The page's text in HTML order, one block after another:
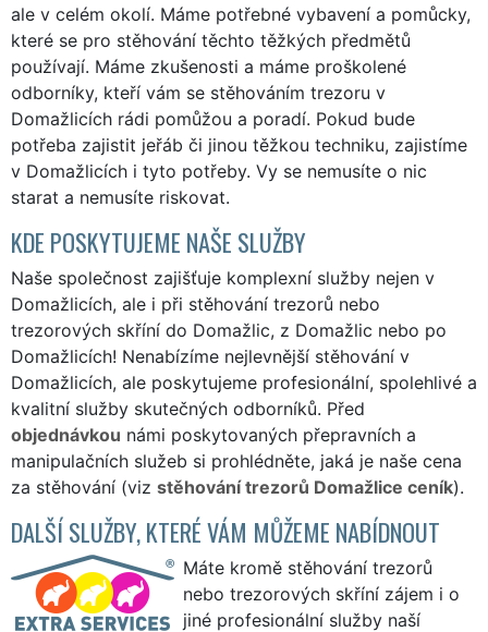
ale v celém okolí. Máme potřebné vybavení a pomůcky,
které se pro stěhování těchto těžkých předmětů
používají. Máme zkušenosti a máme proškolené
odborníky, kteří vám se stěhováním trezoru v
Domažlicích rádi pomůžou a poradí. Pokud bude
potřeba zajistit jeřáb či jinou těžkou techniku, zajistíme
v Domažlicích i tyto potřeby. Vy se nemusíte o nic
starat a nemusíte riskovat.
KDE POSKYTUJEME NAŠE SLUŽBY
Naše společnost zajišťuje komplexní služby nejen v
Domažlicích, ale i při stěhování trezorů nebo
trezorových skříní do Domažlic, z Domažlic nebo po
Domažlicích! Nenabízíme nejlevnější stěhování v
Domažlicích, ale poskytujeme profesionální, spolehlivé a
kvalitní služby skutečných odborníků. Před
objednávkou námi poskytovaných přepravních a
manipulačních služeb si prohlédněte, jaká je naše cena
za stěhování (viz stěhování trezorů Domažlice ceník).
DALŠÍ SLUŽBY, KTERÉ VÁM MŮŽEME NABÍDNOUT
Máte kromě stěhování trezorů
nebo trezorových skříní zájem i o
jiné profesionální služby naší